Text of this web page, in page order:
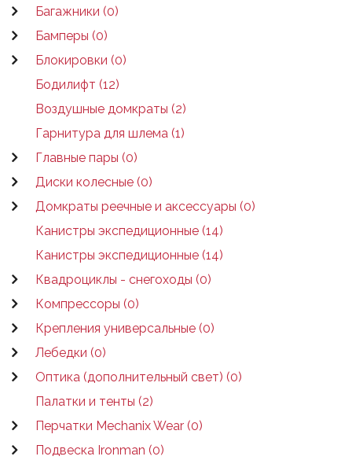
Багажники (0)
Бамперы (0)
Блокировки (0)
Бодилифт (12)
Воздушные домкраты (2)
Гарнитура для шлема (1)
Главные пары (0)
Диски колесные (0)
Домкраты реечные и аксессуары (0)
Канистры экспедиционные (14)
Канистры экспедиционные (14)
Квадроциклы - снегоходы (0)
Компрессоры (0)
Крепления универсальные (0)
Лебедки (0)
Оптика (дополнительный свет) (0)
Палатки и тенты (2)
Перчатки Mechanix Wear (0)
Подвеска Ironman (0)